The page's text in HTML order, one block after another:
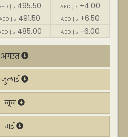
AED د.إ 495.50 AED د.إ +4.00
AED د.إ 491.50 AED د.إ +6.50
AED د.إ 485.00 AED د.إ -6.00
अगस्त
जुलाई
जून
मई